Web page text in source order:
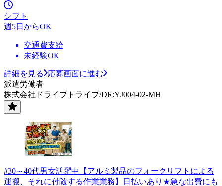
シフト
週5日からOK
交通費支給
未経験OK
詳細を見る
応募画面に進む
派遣労働者
株式会社ドライブトライブ/DR:YJ004-02-MH
#30～40代男女活躍中【アルミ製品のフォークリフトによる
運搬、それに付随する作業業務】日払いあり★急な出費にも